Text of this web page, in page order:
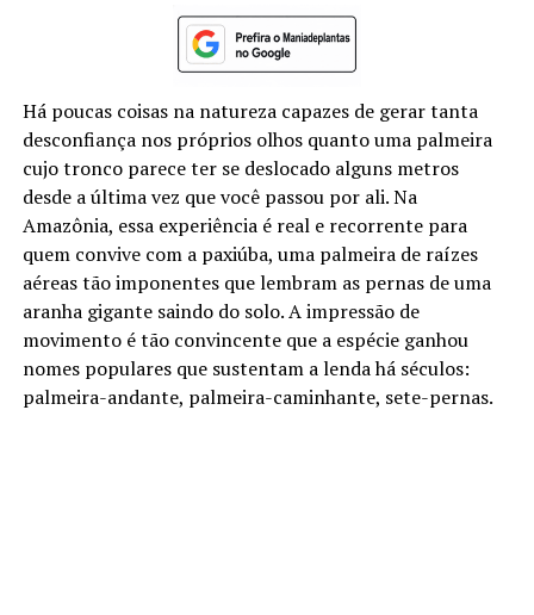
Há poucas coisas na natureza capazes de gerar tanta
desconfiança nos próprios olhos quanto uma palmeira
cujo tronco parece ter se deslocado alguns metros
desde a última vez que você passou por ali. Na
Amazônia, essa experiência é real e recorrente para
quem convive com a paxiúba, uma palmeira de raízes
aéreas tão imponentes que lembram as pernas de uma
aranha gigante saindo do solo. A impressão de
movimento é tão convincente que a espécie ganhou
nomes populares que sustentam a lenda há séculos:
palmeira-andante, palmeira-caminhante, sete-pernas.